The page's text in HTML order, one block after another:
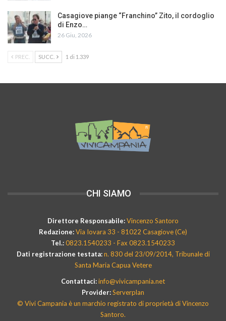
Casagiove piange “Franchino” Zito, il cordoglio
di Enzo…
26 Giu, 2026
PREC. SUCC. 1 di 1.339
CHI SIAMO
Direttore Responsabile:Vincenzo Santoro
Redazione:Via Iovara 33 - 81022 Casagiove (Ce)
Tel.:0823.1540233 - Fax 0823.1540233
Dati registrazione testata:n. 830 del 23/09/2014, Tribunale di
Santa Maria Capua Vetere
Contattaci:info@vivicampania.net
Provider:Serverplan
© Vivi Campania è un marchio registrato di proprietà di Vincenzo
Santoro.